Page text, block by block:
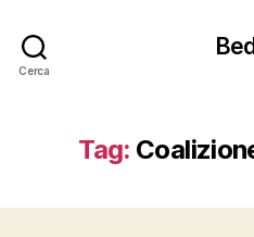
Cerca
Tag: